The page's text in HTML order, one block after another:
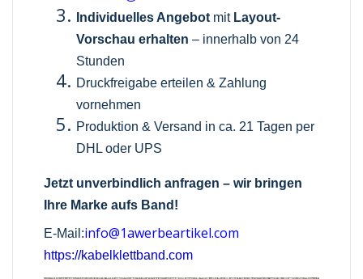
Individuelles Angebot mit Layout-
Vorschau erhalten – innerhalb von 24
Stunden
Druckfreigabe erteilen & Zahlung
vornehmen
Produktion & Versand in ca. 21 Tagen per
DHL oder UPS
Jetzt unverbindlich anfragen – wir bringen
Ihre Marke aufs Band!
E-Mail:info@1awerbeartikel.com
https://kabelklettband.com